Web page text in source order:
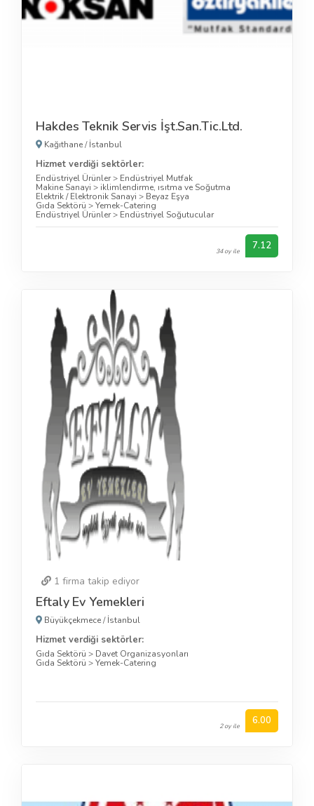
Hakdes Teknik Servis İşt.San.Tic.Ltd.
Kağıthane/İstanbul
Hizmet verdiği sektörler:
Endüstriyel Ürünler> Endüstriyel Mutfak
Makine Sanayi > iklimlendirme, ısıtma ve Soğutma
Elektrik / Elektronik Sanayi > Beyaz Eşya
Gıda Sektörü >Yemek-Catering
Endüstriyel Ürünler> Endüstriyel Soğutucular
34 oy ile 7.12
1 firma takip ediyor
Eftaly Ev Yemekleri
Büyükçekmece/İstanbul
Hizmet verdiği sektörler:
Gıda Sektörü > Davet Organizasyonları
Gıda Sektörü >Yemek-Catering
2 oy ile 6.00